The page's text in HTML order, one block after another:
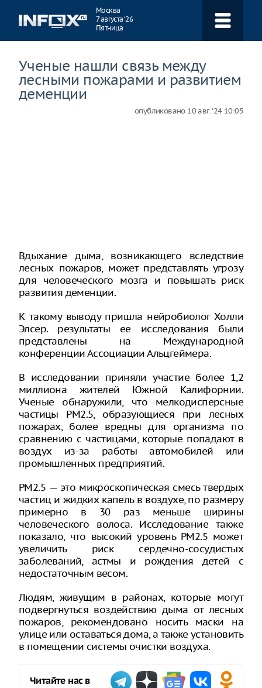
Москва
7 августа ‘26
Пятница
Ученые нашли связь между
лесными пожарами и развитием
деменции
опубликовано 10 авг. ‘24 10:05
Вдыхание дыма, возникающего вследствие
лесных пожаров, может представлять угрозу
для человеческого мозга и повышать риск
развития деменции.
К такому выводу пришла нейробиолог Холли
Элсер. результаты ее исследования были
представлены на Международной
конференции Ассоциации Альцгеймера.
В исследовании приняли участие более 1,2
миллиона жителей Южной Калифорнии.
Ученые обнаружили, что мелкодисперсные
частицы PM2.5, образующиеся при лесных
пожарах, более вредны для организма по
сравнению с частицами, которые попадают в
воздух из-за работы автомобилей или
промышленных предприятий.
PM2.5 — это микроскопическая смесь твердых
частиц и жидких капель в воздухе, по размеру
примерно в 30 раз меньше ширины
человеческого волоса. Исследование также
показало, что высокий уровень PM2.5 может
увеличить риск сердечно-сосудистых
заболеваний, астмы и рождения детей с
недостаточным весом.
Людям, живущим в районах, которые могут
подвергнуться воздействию дыма от лесных
пожаров, рекомендовано носить маски на
улице или оставаться дома, а также установить
в помещении системы очистки воздуха.
Читайте нас в